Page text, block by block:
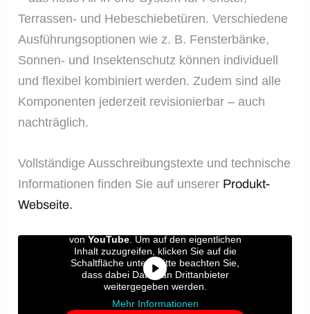
Terrassen- und Hebeschiebetüren. Verschiedene
Ausführungsoptionen wie z. B. Fensterbänke,
Sonnen- und Insektenschutz können individuell
und flexibel kombiniert werden. Zudem sind alle
Komponenten jederzeit revisionierbar – auch
nachträglich.
Vollständige Ausschreibungstexte und technische
Informationen finden Sie auf unserer Produkt-
Webseite.
von YouTube. Um auf den eigentlichen
Inhalt zuzugreifen, klicken Sie auf die
Schaltfläche unten. Bitte beachten Sie,
dass dabei Daten an Drittanbieter
weitergegeben werden.
Mehr Informationen